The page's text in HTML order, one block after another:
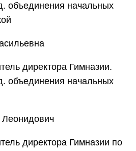
объединения начальных
директора Гимназии.
объединения начальных
Леонидович
директора Гимназии по